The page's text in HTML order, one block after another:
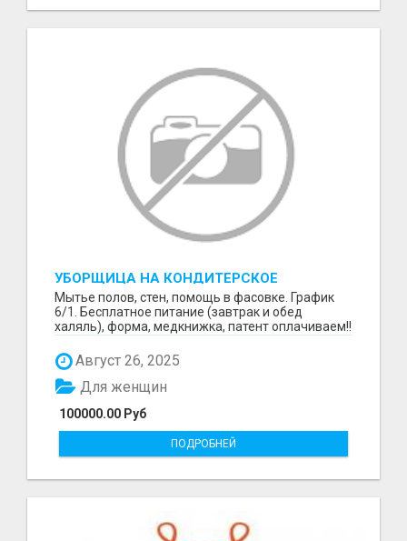
УБОРЩИЦА НА КОНДИТЕРСКОЕ
ПРОИЗВОДСТВО (МАРЬИНО/КУРЬЯНОВО)
Мытье полов, стен, помощь в фасовке. График
6/1. Бесплатное питание (завтрак и обед
халяль), форма, медкнижка, патент оплачиваем!!
Август 26, 2025
100000.00 Руб
Для женщин
ПОДРОБНЕЙ